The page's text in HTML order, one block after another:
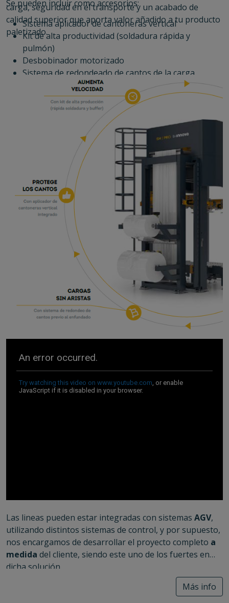
carga, seguridad en el transporte y un acabado de
calidad superior que aporta valor añadido a tu producto
paletizado.
Se pueden incluir como accesorios:
Sistema aplicador de cantoneras vertical
Kit de alta productividad (soldadura rápida y
pulmón)
Desbobinador motorizado
Sistema de redondeado de cantos de la carga
Las lineas pueden estar integradas con sistemas AGV,
utilizando distintos sistemas de control, y por supuesto,
nos encargamos de desarrollar el proyecto completo a
medida del cliente, siendo este uno de los fuertes en
dicha solución.
Más info